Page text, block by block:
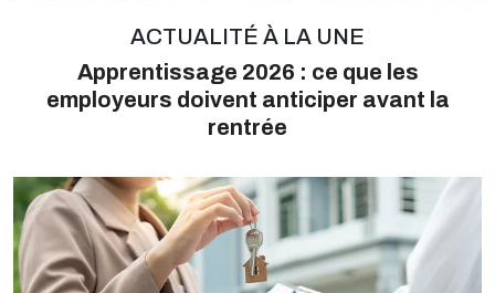
ACTUALITÉ À LA UNE
Apprentissage 2026 : ce que les
employeurs doivent anticiper avant la
rentrée